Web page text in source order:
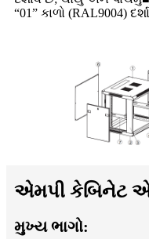
“01” કાળો (RAL9004)
એમપી કેબિનેટ
મુખ્ય ભાગો: